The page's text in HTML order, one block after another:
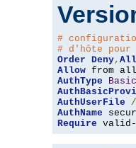
#
# d'hôte
Order Deny,
Allow
AuthType
Basic
AuthUserFile
/
AuthName
Require valid-